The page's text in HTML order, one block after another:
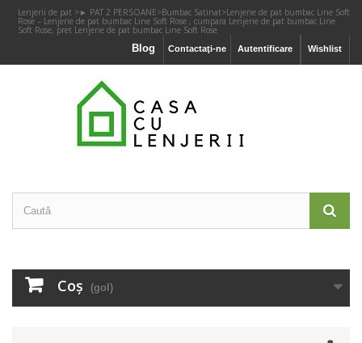
Lenjerii de pat > ► PAT 2 PERSOANE>Bumbac Satinat>Lenjerie de pat bumbac Line Soft
Rose – Lenjerie de pat bumbac Line Soft Rose , cumpara Lenjerie de pat bumbac Line
Soft Rose, pret Lenjerie de pat bumbac Line Soft Rose
Wishlist
Autentificare
Contactaţi-ne
Blog
Coş (gol)